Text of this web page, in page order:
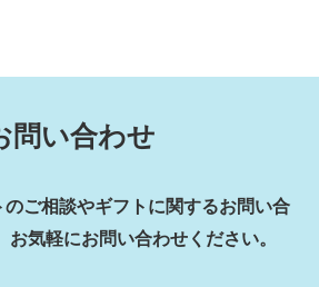
問い合わせ
のご相談やギフトに関するお問い合
お気軽にお問い合わせください。